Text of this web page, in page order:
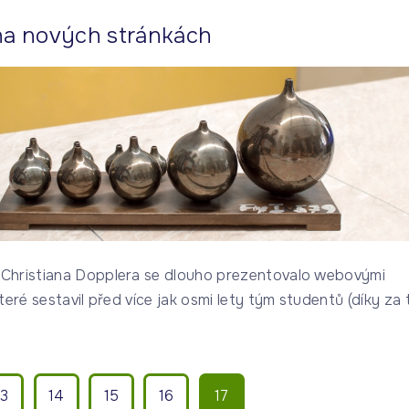
nových stránkách
Dopplera se dlouho prezentovalo webovými
sestavil před více jak osmi lety tým studentů (díky za
14 15 16 17